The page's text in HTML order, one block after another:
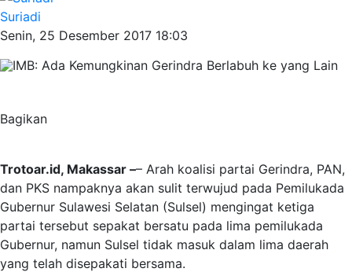
Suriadi
Senin, 25 Desember 2017 18:03
Bagikan
Trotoar.id, Makassar –– Arah koalisi partai Gerindra, PAN,
dan PKS nampaknya akan sulit terwujud pada Pemilukada
Gubernur Sulawesi Selatan (Sulsel) mengingat ketiga
partai tersebut sepakat bersatu pada lima pemilukada
Gubernur, namun Sulsel tidak masuk dalam lima daerah
yang telah disepakati bersama.